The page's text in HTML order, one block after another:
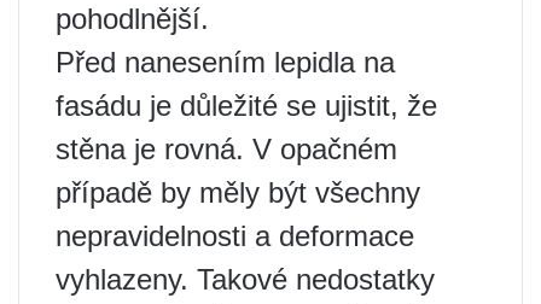
pohodlnější.
Před nanesením lepidla na
fasádu je důležité se ujistit, že
stěna je rovná. V opačném
případě by měly být všechny
nepravidelnosti a deformace
vyhlazeny. Takové nedostatky